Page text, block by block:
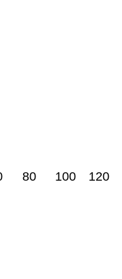
80 100 120